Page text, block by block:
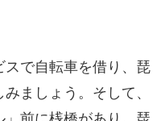
スで自転車を借り、琵
ましょう。そして、